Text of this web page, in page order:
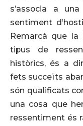
s’associa a
sentiment
Remarcà que
tipus de
històrics, és a
fets succeïts
són qualificats
una cosa que
ressentiment és